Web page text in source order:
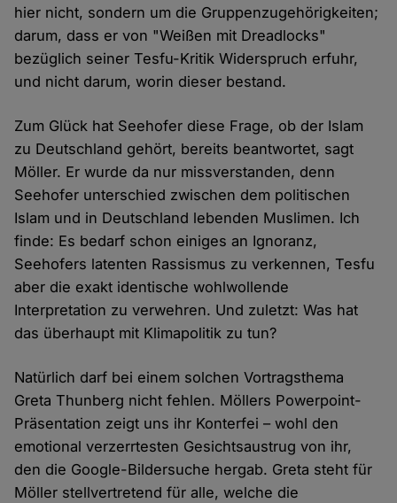
hier nicht, sondern um die Gruppenzugehörigkeiten;
darum, dass er von "Weißen mit Dreadlocks"
bezüglich seiner Tesfu-Kritik Widerspruch erfuhr,
und nicht darum, worin dieser bestand.
Zum Glück hat Seehofer diese Frage, ob der Islam
zu Deutschland gehört, bereits beantwortet, sagt
Möller. Er wurde da nur missverstanden, denn
Seehofer unterschied zwischen dem politischen
Islam und in Deutschland lebenden Muslimen. Ich
finde: Es bedarf schon einiges an Ignoranz,
Seehofers latenten Rassismus zu verkennen, Tesfu
aber die exakt identische wohlwollende
Interpretation zu verwehren. Und zuletzt: Was hat
das überhaupt mit Klimapolitik zu tun?
Natürlich darf bei einem solchen Vortragsthema
Greta Thunberg nicht fehlen. Möllers Powerpoint-
Präsentation zeigt uns ihr Konterfei – wohl den
emotional verzerrtesten Gesichtsaustrug von ihr,
den die Google-Bildersuche hergab. Greta steht für
Möller stellvertretend für alle, welche die